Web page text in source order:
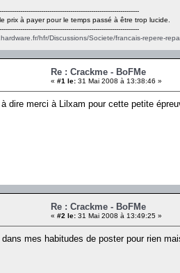
prix à payer pour le temps passé à être trop lucide.
hfr/Discussions/Societe/francais-repere-
Re : Crackme - BoFMe
« #1 le: 31 Mai 2008 à 13:38:46 »
dire merci à Lilxam pour cette petite
Re : Crackme - BoFMe
« #2 le: 31 Mai 2008 à 13:49:25 »
mes habitudes de poster pour rien